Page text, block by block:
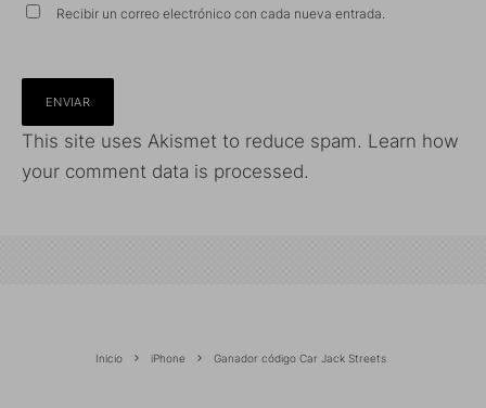
Recibir un correo electrónico con cada nueva entrada.
This site uses Akismet to reduce spam. Learn how
your comment data is processed.
Inicio iPhone Ganador código Car Jack Streets